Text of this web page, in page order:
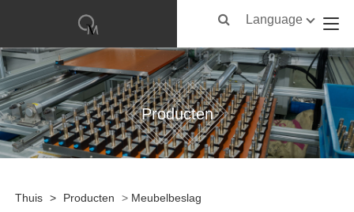
Language
Producten
Thuis > Producten > Meubelbeslag